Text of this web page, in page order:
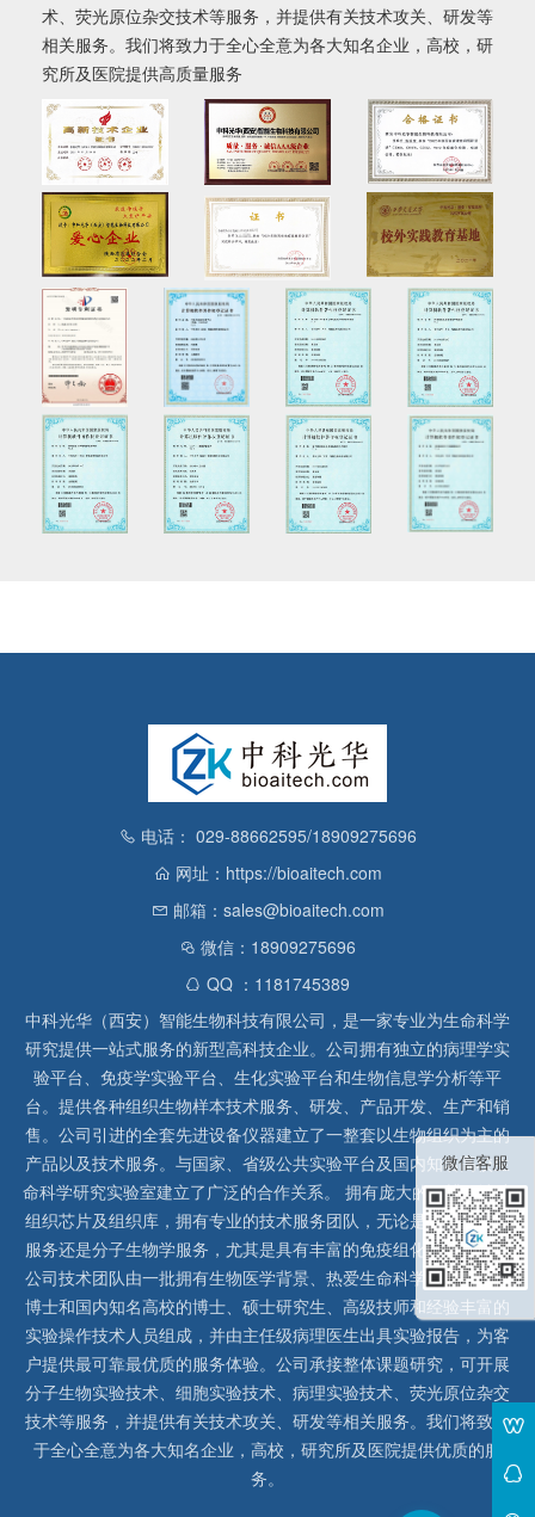
术、荧光原位杂交技术等服务，并提供有关技术攻关、研发等
相关服务。我们将致力于全心全意为各大知名企业，高校，研
究所及医院提供高质量服务
电话： 029-88662595/18909275696
网址：https://bioaitech.com
邮箱：sales@bioaitech.com
微信：18909275696
QQ ：1181745389
中科光华（西安）智能生物科技有限公司，是一家专业为生命科学
研究提供一站式服务的新型高科技企业。公司拥有独立的病理学实
验平台、免疫学实验平台、生化实验平台和生物信息学分析等平
台。提供各种组织生物样本技术服务、研发、产品开发、生产和销
售。公司引进的全套先进设备仪器建立了一整套以生物组织为主的
产品以及技术服务。与国家、省级公共实验平台及国内知名高校生
命科学研究实验室建立了广泛的合作关系。 拥有庞大的石蜡、冰冻
组织芯片及组织库，拥有专业的技术服务团队，无论是形态病理学
服务还是分子生物学服务，尤其是具有丰富的免疫组化实验经验，
公司技术团队由一批拥有生物医学背景、热爱生命科学研究的留美
博士和国内知名高校的博士、硕士研究生、高级技师和经验丰富的
实验操作技术人员组成，并由主任级病理医生出具实验报告，为客
户提供最可靠最优质的服务体验。公司承接整体课题研究，可开展
分子生物实验技术、细胞实验技术、病理实验技术、荧光原位杂交
技术等服务，并提供有关技术攻关、研发等相关服务。我们将致力
于全心全意为各大知名企业，高校，研究所及医院提供优质的服
务。
微信客服